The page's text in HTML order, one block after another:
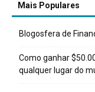
Mais Populares
Blogosfera de
Como ganhar
qualquer lugar do